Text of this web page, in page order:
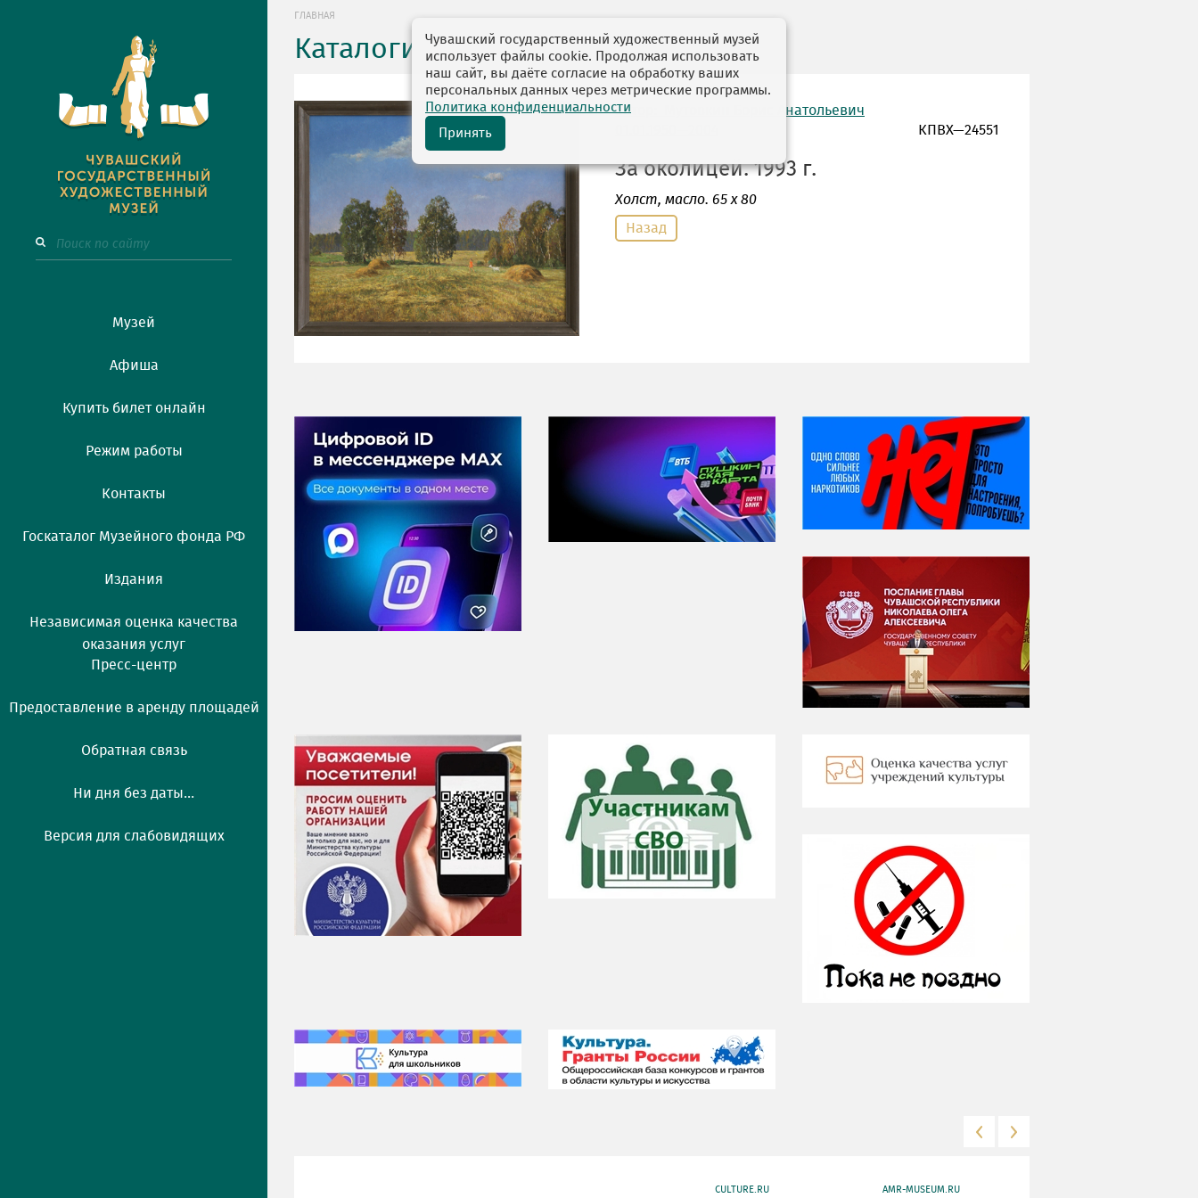
Музей
Афиша
Купить билет онлайн
Режим работы
Контакты
Госкаталог Музейного фонда РФ
Издания
Независимая оценка качества
оказания услуг
Пресс-центр
Предоставление в аренду площадей
Обратная связь
Ни дня без даты...
Версия для слабовидящих
ГЛАВНАЯ
Каталоги выставок
автор: Мутовкин Борис Анатольевич
КПВХ—24551
За околицей. 1993 г.
Холст, масло. 65 х 80
Назад
НИ ДНЯ БЕЗ ДАТЫ...
08 августа
ВСЕМИРНЫЙ ДЕНЬ
КОШЕК
CULTURE.RU AMR-MUSEUM.RU
Чувашский государственный художественный музей
использует файлы cookie. Продолжая использовать
наш сайт, вы даёте согласие на обработку ваших
персональных данных через метрические программы.
Политика конфиденциальности
Принять